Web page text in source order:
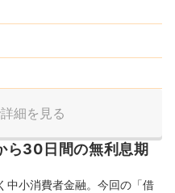
細を見る
ら30日間の無利息期
中小消費者金融。今回の「借